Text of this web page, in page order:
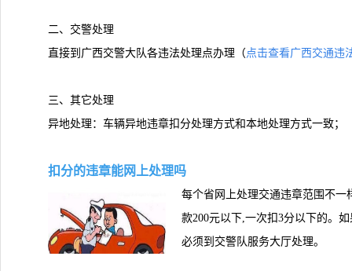
二、交警处理
直接到广西交警大队各违法处理点办理（点击查看广西交通违
三、其它处理
异地处理：车辆异地违章扣分处理方式和本地处理方式一致；
扣分的违章能网上处理吗
每个省网上处理交通违章范围不
款200元以下,一次扣3分以下的。
必须到交警队服务大厅处理。